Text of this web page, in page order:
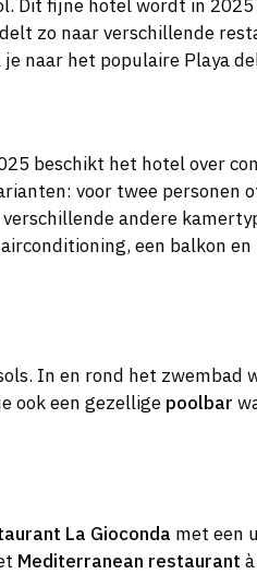
Dit fijne hotel wordt in
zo naar verschillende
naar het populaire Playa
beschikt het hotel over
voor twee personen
andere
een balkon
In en rond het zwembad
ook een gezellige poolbar
La Gioconda met een
Mediterranean restaurant